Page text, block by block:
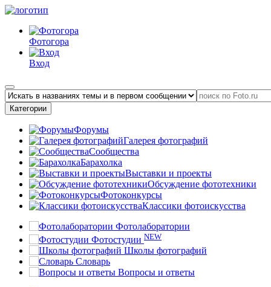
Фотогора
Вход
Категории
Форумы
Галерея фотографий
Сообщества
Барахолка
Выставки и проекты
Обсуждение фототехники
Фотоконкурсы
Классики фотоискусства
Фотолаборатории
Фотостудии NEW
Школы фотографий
Словарь
Вопросы и ответы